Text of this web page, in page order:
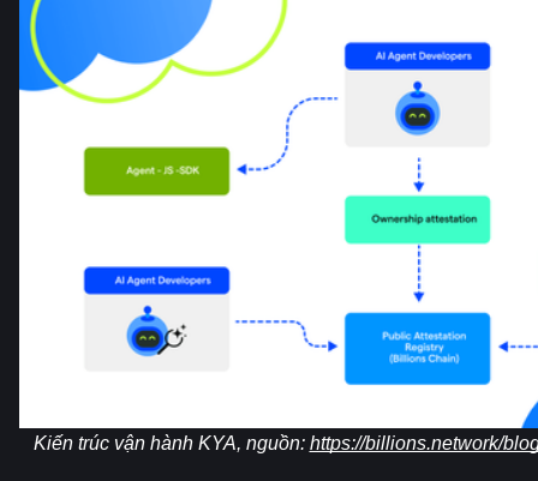
Kiến trúc vận hành KYA, nguồn: https://billions.network/